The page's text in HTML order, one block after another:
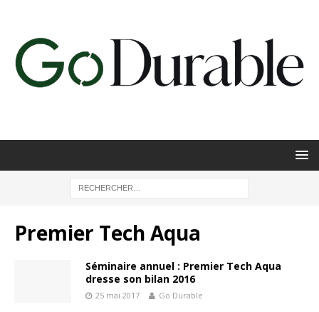
Premier Tech Aqua
Séminaire annuel : Premier Tech Aqua
dresse son bilan 2016
25 mai 2017 Go Durable